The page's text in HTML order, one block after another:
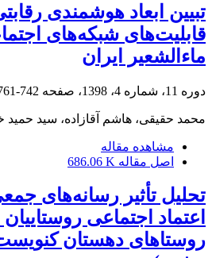
تبیین ابعاد هوشمندی
قابلیت‌های شبکه‌های
ماءالشعیر ایران
دوره 11، شماره 4، 1398، صفحه 742-761
محمد حقیقی، هاشم آقازاده، سید حمید
مشاهده مقاله
اصل مقاله 686.06 K
تحلیل تأثیر رسانه‌های
اعتماد اجتماعی
روستاهای دهستان